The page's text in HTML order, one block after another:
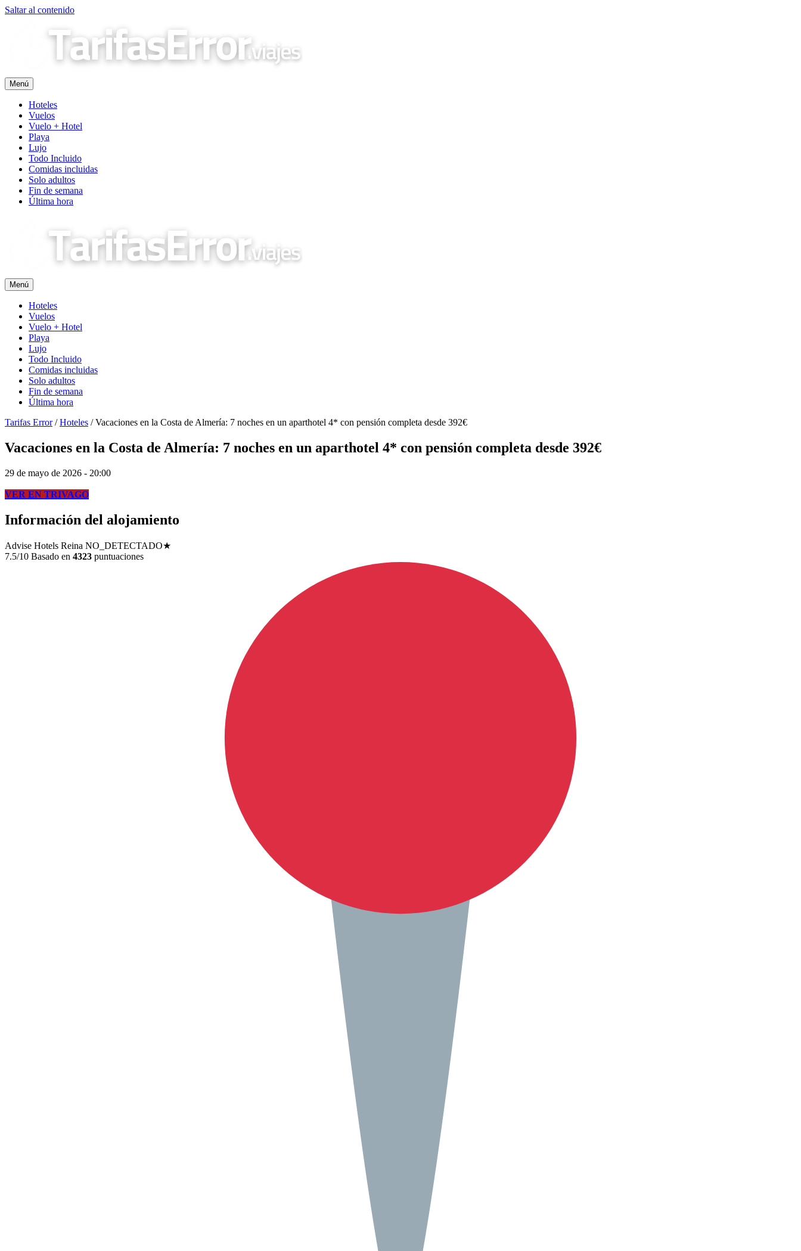
Saltar al contenido
Menú
Hoteles
Vuelos
Vuelo + Hotel
Playa
Lujo
Todo Incluido
Comidas incluidas
Solo adultos
Fin de semana
Última hora
Menú
Hoteles
Vuelos
Vuelo + Hotel
Playa
Lujo
Todo Incluido
Comidas incluidas
Solo adultos
Fin de semana
Última hora
Tarifas Error/Hoteles /Vacaciones en la Costa de Almería: 7 noches en un aparthotel 4* con pensión completa desde 392€
Vacaciones en la Costa de Almería: 7 noches en un aparthotel 4* con pensión completa desde 392€
29 de mayo de 2026 - 20:00
VER EN TRIVAGO
Información del alojamiento
Advise Hotels Reina NO_DETECTADO★
7.5/10 Basado en 4323 puntuaciones